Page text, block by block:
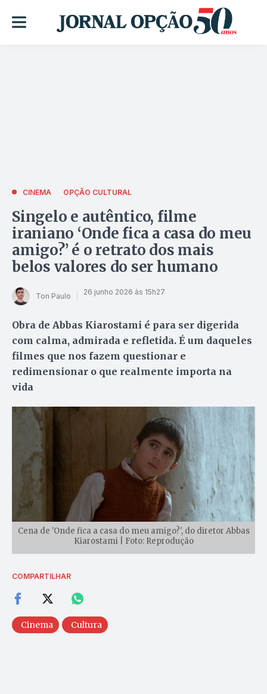
CINEMA OPÇÃO CULTURAL
Singelo e autêntico, filme
iraniano ‘Onde fica a casa do meu
amigo?’ é o retrato dos mais
belos valores do ser humano
Ton Paulo 26 junho 2026 às 15h27
Obra de Abbas Kiarostami é para ser digerida
com calma, admirada e refletida. É um daqueles
filmes que nos fazem questionar e
redimensionar o que realmente importa na
vida
Cena de 'Onde fica a casa do meu amigo?', do diretor Abbas
Kiarostami | Foto: Reprodução
COMPARTILHAR
Cinema Cultura